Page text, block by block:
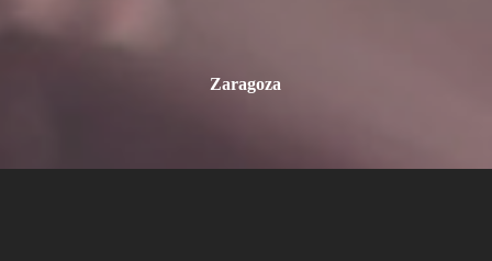
Zaragoza